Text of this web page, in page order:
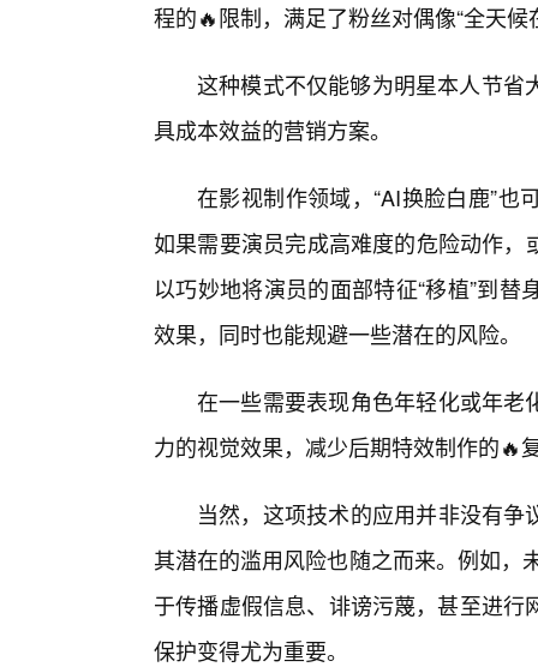
程的🔥限制，满足了粉丝对偶像“全天候
这种模式不仅能够为明星本人节省
具成本效益的营销方案。
在影视制作领域，“AI换脸白鹿”
如果需要演员完成高难度的危险动作
以巧妙地将演员的面部特征“移植”到
效果，同时也能规避一些潜在的风险。
在一些需要表现角色年轻化或年
力的视觉效果，减少后期特效制作的🔥
当然，这项技术的应用并非没有
其潜在的滥用风险也随之而来。例如，
于传播虚假信息、诽谤污蔑，甚至进
保护变得尤为重要。